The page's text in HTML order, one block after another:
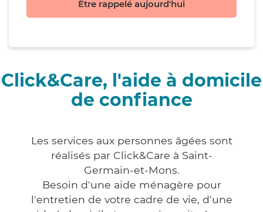
Être rappelé aujourd'hui
Click&Care, l'aide à domicile
de confiance
Les services aux personnes âgées sont
réalisés par Click&Care à Saint-
Germain-et-Mons.
Besoin d'une aide ménagère pour
l'entretien de votre cadre de vie, d'une